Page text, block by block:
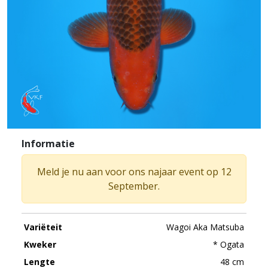
Informatie
Meld je nu aan voor ons najaar event op 12
September.
Variëteit
Wagoi Aka Matsuba
Kweker
* Ogata
Lengte
48 cm